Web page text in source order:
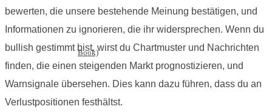
Book)
bewerten, die unsere bestehende Meinung bestätigen, und
Informationen zu ignorieren, die ihr widersprechen. Wenn du
bullish gestimmt bist, wirst du Chartmuster und Nachrichten
finden, die einen steigenden Markt prognostizieren, und
Warnsignale übersehen. Dies kann dazu führen, dass du an
Verlustpositionen festhältst.